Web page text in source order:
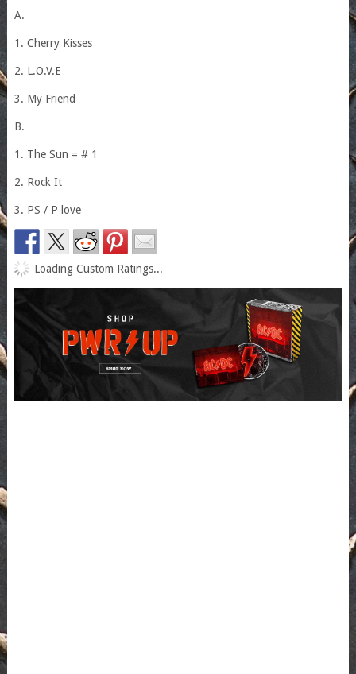
A.
1. Cherry Kisses
2. L.O.V.E
3. My Friend
B.
1. The Sun = # 1
2. Rock It
3. PS / P love
Loading Custom Ratings...